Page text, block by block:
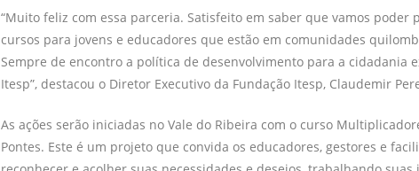
“Muito feliz com essa parceria. Satisfeito em saber que vamos poder
cursos para jovens e educadores que estão em comunidades
Sempre de encontro a política de desenvolvimento para a cidadania
Itesp”, destacou o Diretor Executivo da Fundação Itesp, Claudemir
As ações serão iniciadas no Vale do Ribeira com o curso
Pontes. Este é um projeto que convida os educadores, gestores e